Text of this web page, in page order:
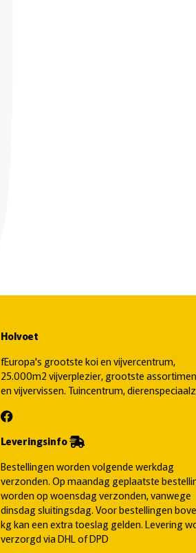
Holvoet
fEuropa's grootste koi en vijvercentrum,
25.000m2 vijverplezier, grootste
en vijvervissen. Tuincentrum,
Leveringsinfo
Bestellingen worden volgende werkdag
verzonden. Op maandag geplaatste
worden op woensdag verzonden, vanwege
dinsdag sluitingsdag. Voor bestellingen
kg kan een extra toeslag gelden. Levering
verzorgd via DHL of DPD